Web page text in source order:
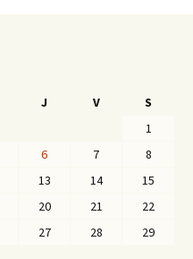
J V
S
1
6 7
8
13 14
15
20 21
22
27 28
29